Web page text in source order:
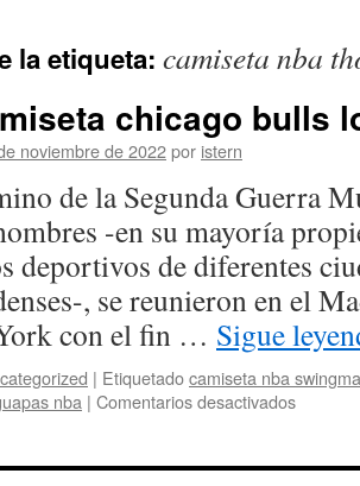
la etiqueta: camiseta nba
chicago bulls
noviembre de 2022por istern
de la Segunda Guerra
-en su mayoría
deportivos de diferentes
, se reunieron en el
con el fin … Sigue
| Etiquetadocamiseta nba
nba | Comentarios desactivadosen
chicago